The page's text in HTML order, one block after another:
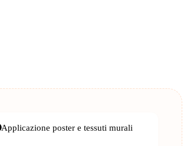
Applicazione poster e tessuti murali